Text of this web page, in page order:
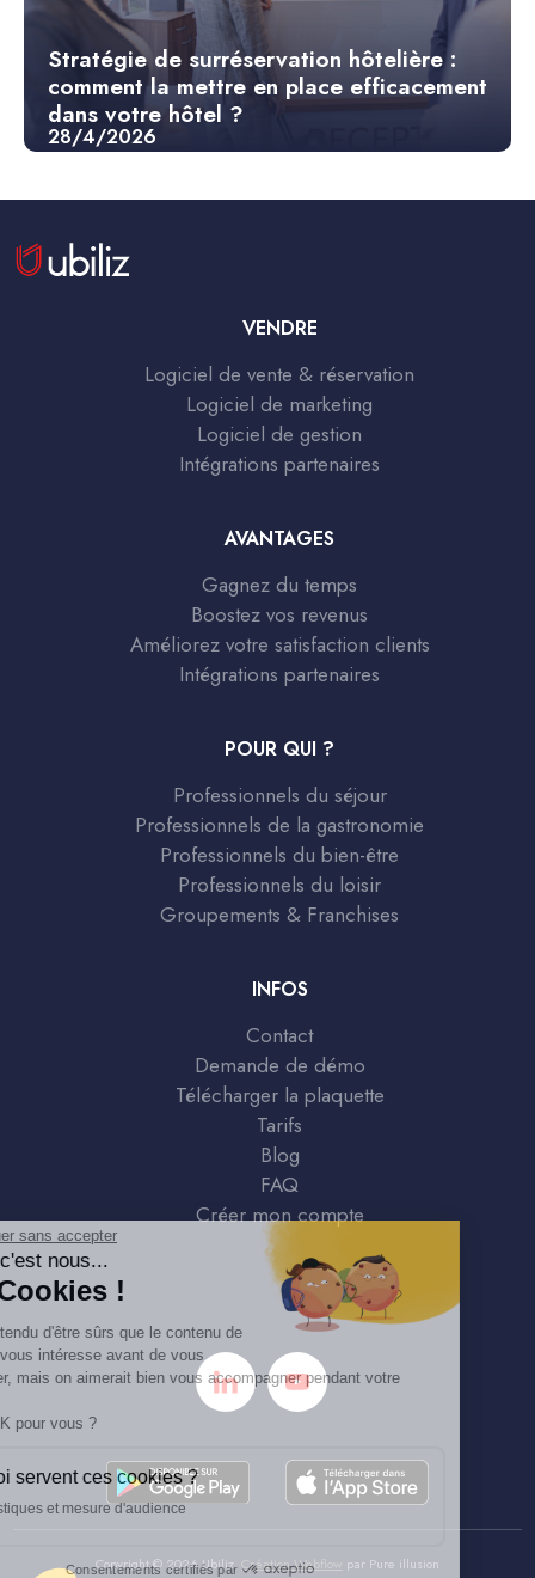
28/4/2026
Stratégie de surréservation hôtelière :
comment la mettre en place efficacement
dans votre hôtel ?
VENDRE
Logiciel de vente & réservation
Logiciel de marketing
Logiciel de gestion
Intégrations partenaires
AVANTAGES
Gagnez du temps
Boostez vos revenus
Améliorez votre satisfaction clients
Intégrations partenaires
POUR QUI ?
Professionnels du séjour
Professionnels de la gastronomie
Professionnels du bien-être
Professionnels du loisir
Groupements & Franchises
INFOS
Contact
Demande de démo
Télécharger la plaquette
Tarifs
Blog
FAQ
Créer mon compte
Copyright © 2026Ubiliz. Création Webflow par Pure illusion
Continuer sans accepter
Salut c'est nous...
les Cookies !
On a attendu d'être sûrs que le contenu de
ce site vous intéresse avant de vous
déranger, mais on aimerait bien vous accompagner pendant votre
C'est OK pour vous ?
À quoi servent ces cookies ?
Statistiques et mesure d'audience
Consentements certifiés par